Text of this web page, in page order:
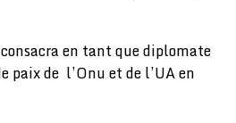
en tant que diplomate
paix de l’Onu et de l’UA en